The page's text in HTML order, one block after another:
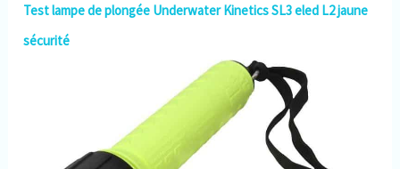
Test lampe de plongée Underwater Kinetics SL3 eled L2 jaune
sécurité